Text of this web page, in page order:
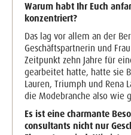
Warum habt Ihr Euch
konzentriert?
Das lag vor allem an der
Geschäftspartnerin und
Zeitpunkt zehn Jahre für
gearbeitet hatte, hatte sie
Lauren, Triumph und Rena
die Modebranche also wie
Es ist eine charmante
consultants nicht nur